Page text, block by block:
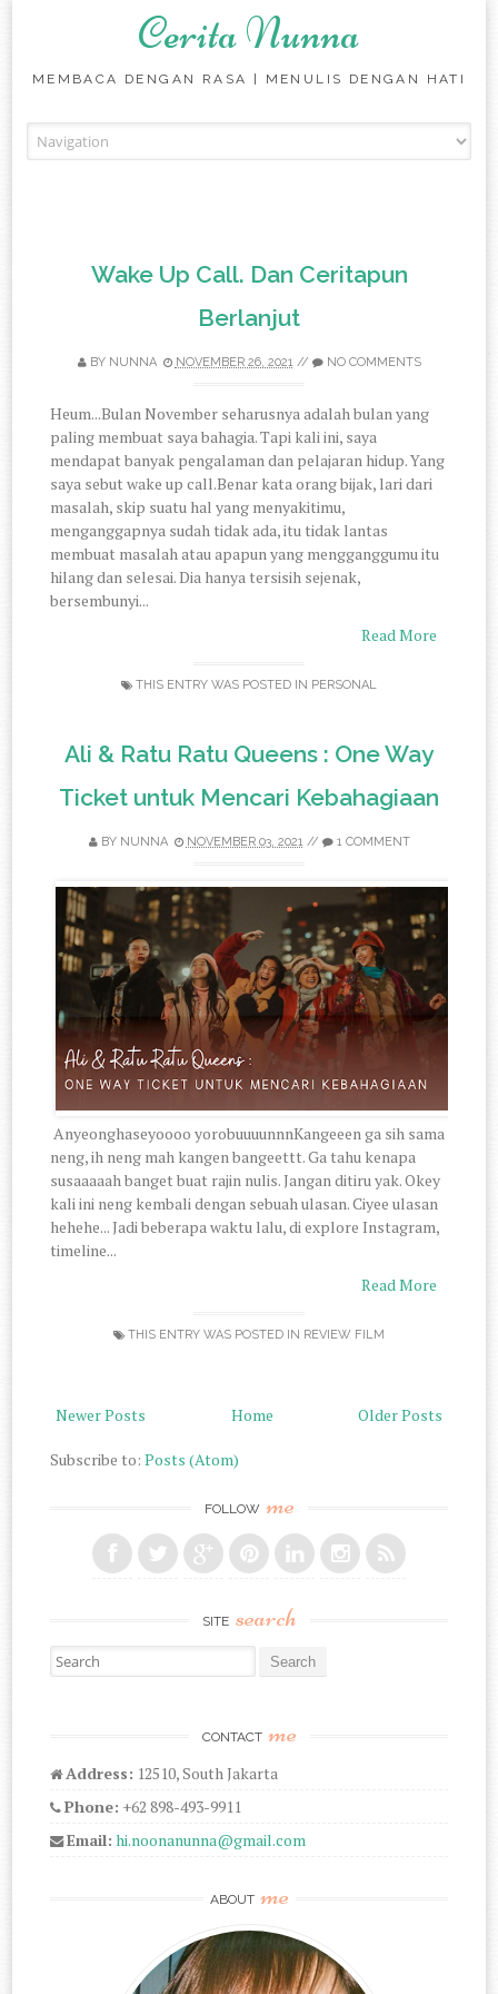
Cerita Nunna
MEMBACA DENGAN RASA | MENULIS DENGAN HATI
Wake Up Call. Dan Ceritapun
Berlanjut
BY NUNNA NOVEMBER 26, 2021// NO COMMENTS
Heum...Bulan November seharusnya adalah bulan yang
paling membuat saya bahagia. Tapi kali ini, saya
mendapat banyak pengalaman dan pelajaran hidup. Yang
saya sebut wake up call.Benar kata orang bijak, lari dari
masalah, skip suatu hal yang menyakitimu,
menganggapnya sudah tidak ada, itu tidak lantas
membuat masalah atau apapun yang mengganggumu itu
hilang dan selesai. Dia hanya tersisih sejenak,
bersembunyi...
Read More
THIS ENTRY WAS POSTED IN PERSONAL
Ali & Ratu Ratu Queens : One Way
Ticket untuk Mencari Kebahagiaan
BY NUNNA NOVEMBER 03, 2021// 1 COMMENT
Anyeonghaseyoooo yorobuuuunnnKangeeen ga sih sama
neng, ih neng mah kangen bangeettt. Ga tahu kenapa
susaaaaah banget buat rajin nulis. Jangan ditiru yak. Okey
kali ini neng kembali dengan sebuah ulasan. Ciyee ulasan
hehehe... Jadi beberapa waktu lalu, di explore Instagram,
timeline...
Read More
THIS ENTRY WAS POSTED IN REVIEW FILM
Newer Posts Older Posts
Home
Subscribe to:Posts (Atom)
FOLLOW me
SITE search
Search for:
CONTACT me
Address: 12510, South Jakarta
Phone: +62 898-493-9911
Email: hi.noonanunna@gmail.com
ABOUT me